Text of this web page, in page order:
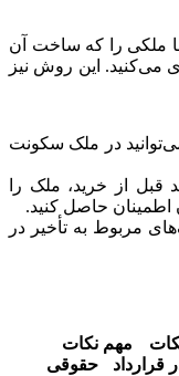
ملکی را که ساخت آن
می‌کنید. این روش نیز
در ملک سکونت
قبل از خرید، ملک را
اطمینان حاصل کنید.
مربوط به تأخیر در
مهم
قرارداد
نکات
حقوقی